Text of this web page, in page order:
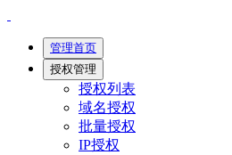
管理首页
授权管理
授权列表
域名授权
批量授权
IP授权